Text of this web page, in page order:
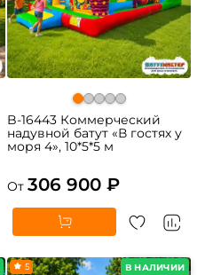
B-16443 Коммерческий
надувной батут «В гостях у
моря 4», 10*5*5 м
От 306 900 ₽
В НАЛИЧИИ
5